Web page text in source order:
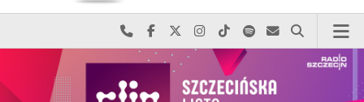
Najlepiej po prostu do nas zadzwoń
Odwiedź nas na Facebook-u
Odwiedź nas na X
Odwiedź nas na Instagram-ie
Odwiedź nas na TikTok-u
Szukaj nas na Spotify
Wyślij do nas
Szukaj